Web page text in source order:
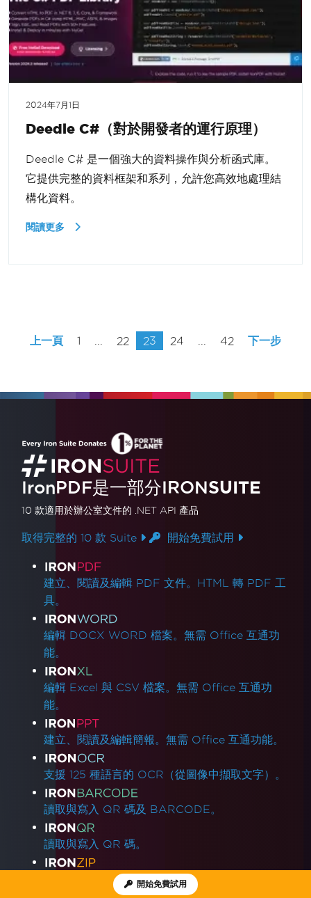
2024年7月1日
Deedle C#（對於開發者的運行原理）
Deedle C# 是一個強大的資料操作與分析函式庫。
它提供完整的資料框架和系列，允許您高效地處理結
構化資料。
閱讀更多
上一頁 1 22 23 24 42 下一步
開始免費試用
IronPDF是一部分IRONSUITE
10 款適用於辦公室文件的 .NET API 產品
取得完整的 10 款 Suite 開始免費試用
產品連結
建立、閱讀及編輯 PDF 文件。HTML 轉 PDF 工
具。
編輯 DOCX WORD 檔案。無需 Office 互通功
能。
編輯 Excel 與 CSV 檔案。無需 Office 互通功
能。
建立、閱讀及編輯簡報。無需 Office 互通功能。
支援 125 種語言的 OCR（從圖像中擷取文字）。
讀取與寫入 QR 碼及 BARCODE。
讀取與寫入 QR 碼。
ZIP及解壓縮檔案。